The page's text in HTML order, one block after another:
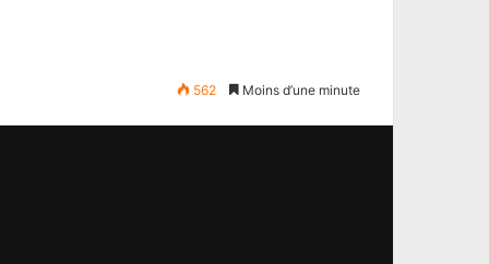
562 Moins d’une minute